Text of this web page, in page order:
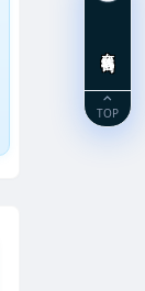
TOP